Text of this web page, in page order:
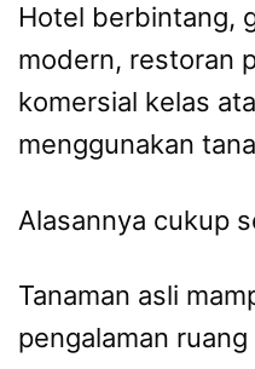
Hotel berbintang,
modern, restoran
komersial kelas
menggunakan
Alasannya cukup
Tanaman asli
pengalaman